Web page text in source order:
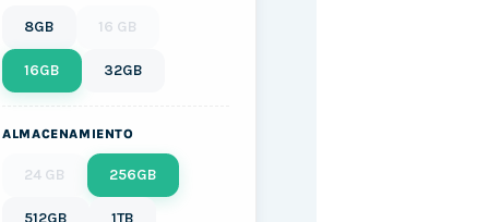
8GB 16 GB
16GB 32GB
ALMACENAMIENTO
24 GB 256GB
512GB 1TB